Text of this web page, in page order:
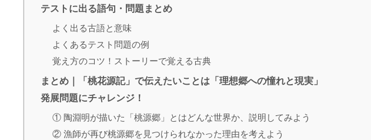
テストに出る語句・問題まとめ
よく出る古語と意味
よくあるテスト問題の例
覚え方のコツ！ストーリーで覚える古典
まとめ｜「桃花源記」で伝えたいことは「理想郷への憧れと現実」
発展問題にチャレンジ！
① 陶淵明が描いた「桃源郷」とはどんな世界か、説明してみよう
② 漁師が再び桃源郷を見つけられなかった理由を考えよう